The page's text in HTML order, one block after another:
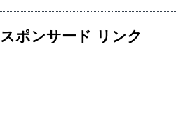
スポンサード リンク